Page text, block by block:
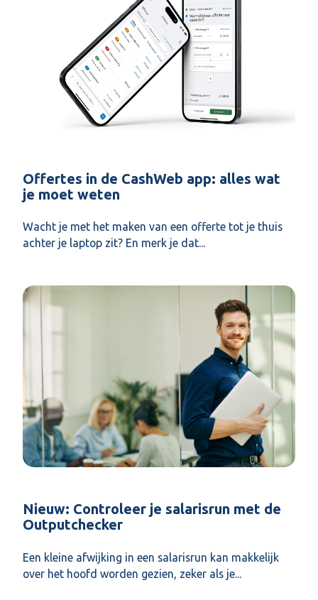
Offertes in de CashWeb app: alles wat
je moet weten
Wacht je met het maken van een offerte tot je thuis
achter je laptop zit? En merk je dat...
Nieuw: Controleer je salarisrun met de
Outputchecker
Een kleine afwijking in een salarisrun kan makkelijk
over het hoofd worden gezien, zeker als je...